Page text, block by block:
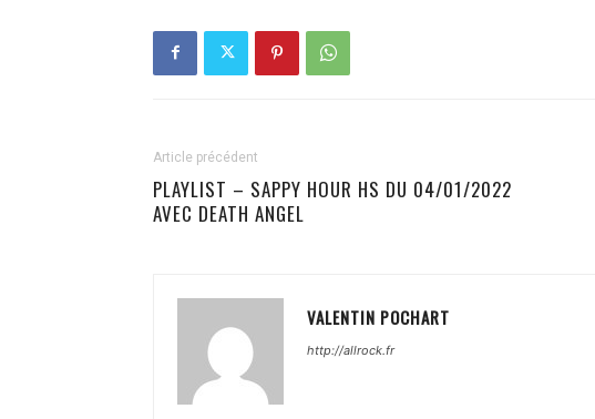
Article précédent
PLAYLIST – SAPPY HOUR HS DU 04/01/2022
AVEC DEATH ANGEL
VALENTIN POCHART
http://allrock.fr